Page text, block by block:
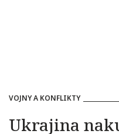
VOJNY A KONFLIKTY
Ukrajina